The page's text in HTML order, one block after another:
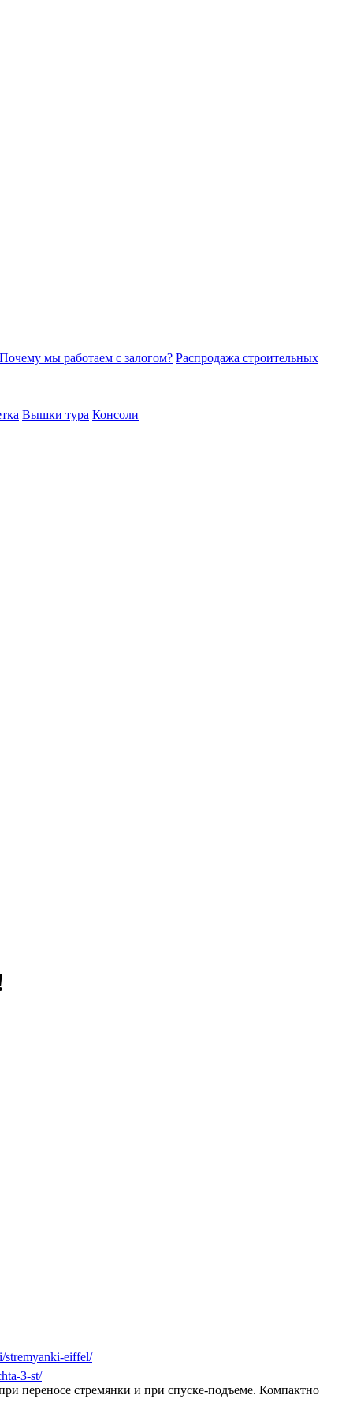
Почему мы работаем с залогом? Распродажа строительных
Вышки тура Консоли
stremyanki-eiffel/
3-st/
переносе стремянки и при спуске-подъеме. Компактно